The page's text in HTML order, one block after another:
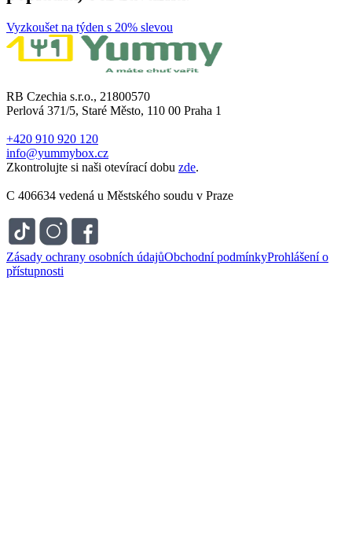
Vyzkoušet na týden s 20% slevou
RB Czechia s.r.o., 21800570
Perlová 371/5, Staré Město, 110 00 Praha 1
+420 910 920 120
info@yummybox.cz
Zkontrolujte si naši otevírací dobu zde.
C 406634 vedená u Městského soudu v Praze
Zásady ochrany osobních údajůObchodní podmínkyProhlášení o
přístupnosti